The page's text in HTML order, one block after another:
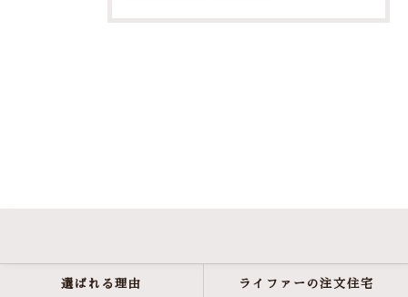
選ばれる理由 ライファーの注文住宅